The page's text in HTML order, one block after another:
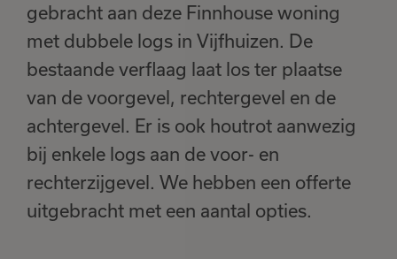
gebracht aan deze Finnhouse woning
met dubbele logs in Vijfhuizen. De
bestaande verflaag laat los ter plaatse
van de voorgevel, rechtergevel en de
achtergevel. Er is ook houtrot aanwezig
bij enkele logs aan de voor- en
rechterzijgevel. We hebben een offerte
uitgebracht met een aantal opties.